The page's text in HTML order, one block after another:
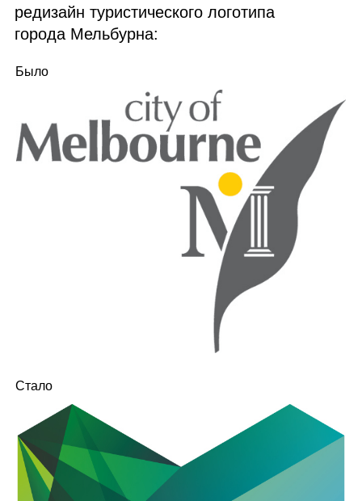
редизайн туристического логотипа
города Мельбурна:
Было
Стало